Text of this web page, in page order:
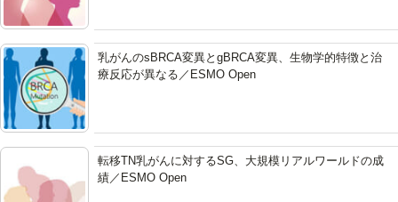
乳がんのsBRCA変異とgBRCA変異、生物学的特徴と治
療反応が異なる／ESMO Open
転移TN乳がんに対するSG、大規模リアルワールドの成
績／ESMO Open